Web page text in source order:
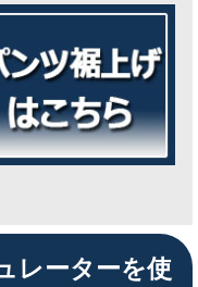
レーターを使